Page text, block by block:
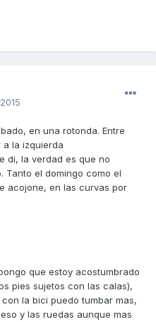
en una rotonda. Entre
la izquierda
di, la verdad es que no
Tanto el domingo como el
acojone, en las curvas por
que estoy acostumbrado
pies sujetos con las calas),
la bici puedo tumbar mas,
y las ruedas aunque mas